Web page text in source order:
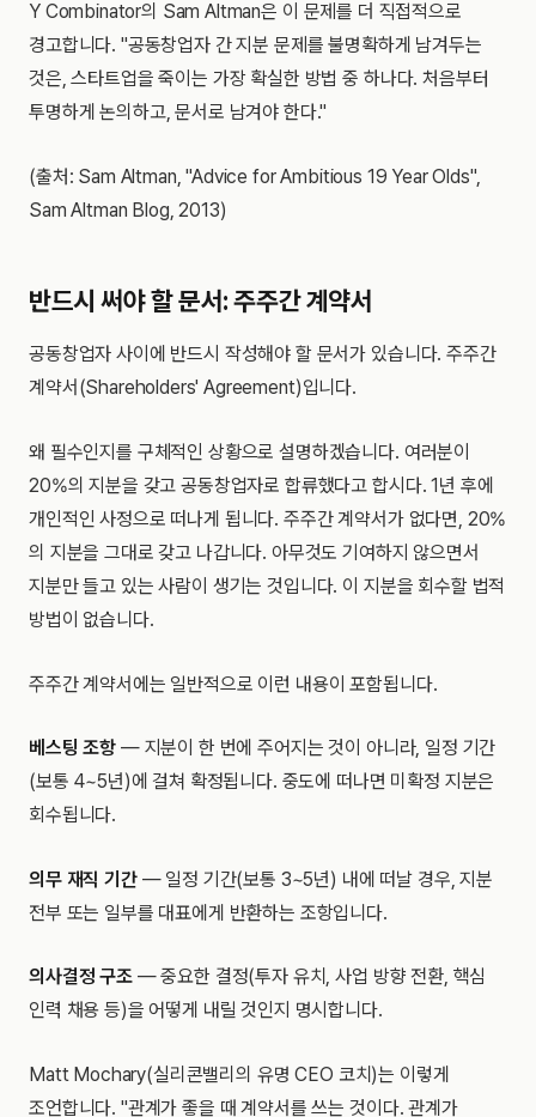
Y Combinator의 Sam Altman은 이 문제를 더 직접적으로
경고합니다. "공동창업자 간 지분 문제를 불명확하게 남겨두는
것은, 스타트업을 죽이는 가장 확실한 방법 중 하나다. 처음부터
투명하게 논의하고, 문서로 남겨야 한다."
(출처: Sam Altman, "Advice for Ambitious 19 Year Olds",
Sam Altman Blog, 2013)
반드시 써야 할 문서: 주주간 계약서
공동창업자 사이에 반드시 작성해야 할 문서가 있습니다. 주주간
계약서(Shareholders' Agreement)입니다.
왜 필수인지를 구체적인 상황으로 설명하겠습니다. 여러분이
20%의 지분을 갖고 공동창업자로 합류했다고 합시다. 1년 후에
개인적인 사정으로 떠나게 됩니다. 주주간 계약서가 없다면, 20%
의 지분을 그대로 갖고 나갑니다. 아무것도 기여하지 않으면서
지분만 들고 있는 사람이 생기는 것입니다. 이 지분을 회수할 법적
방법이 없습니다.
주주간 계약서에는 일반적으로 이런 내용이 포함됩니다.
베스팅 조항 — 지분이 한 번에 주어지는 것이 아니라, 일정 기간
(보통 4~5년)에 걸쳐 확정됩니다. 중도에 떠나면 미확정 지분은
회수됩니다.
의무 재직 기간— 일정 기간(보통 3~5년) 내에 떠날 경우, 지분
전부 또는 일부를 대표에게 반환하는 조항입니다.
의사결정 구조— 중요한 결정(투자 유치, 사업 방향 전환, 핵심
인력 채용 등)을 어떻게 내릴 것인지 명시합니다.
Matt Mochary(실리콘밸리의 유명 CEO 코치)는 이렇게
조언합니다. "관계가 좋을 때 계약서를 쓰는 것이다. 관계가